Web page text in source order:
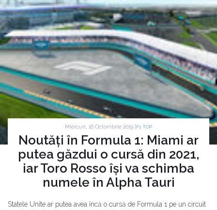
Miercuri, 16 Octombrie 2019 | F1 TOP
Noutăți în Formula 1: Miami ar
putea găzdui o cursă din 2021,
iar Toro Rosso își va schimba
numele în Alpha Tauri
Statele Unite ar putea avea încă o cursă de Formula 1 pe un circuit